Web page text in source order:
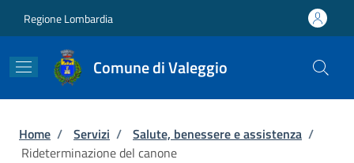
Regione Lombardia
Comune di Valeggio
Briciole di pane
Home / Servizi / Salute, benessere e assistenza /
Rideterminazione del canone